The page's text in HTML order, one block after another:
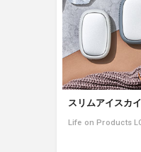
スリムアイスカ
Life on Products